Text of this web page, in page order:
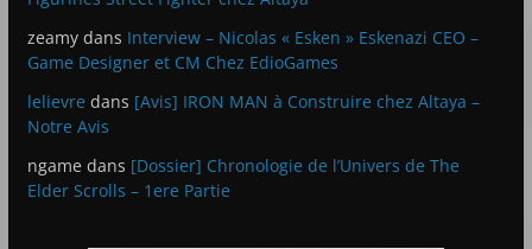
zeamydans Interview – Nicolas « Esken » Eskenazi CEO –
Game Designer et CM Chez EdioGames
lelievre dans [Avis] IRON MAN à Construire chez Altaya –
Notre Avis
ngame dans [Dossier] Chronologie de l’Univers de The
Elder Scrolls – 1ere Partie